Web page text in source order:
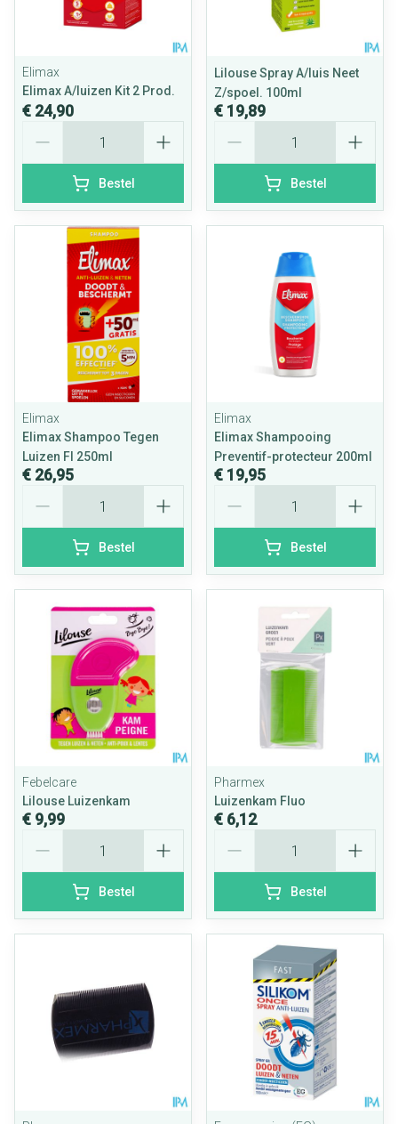
Elimax
Elimax A/luizen Kit 2 Prod.
€ 24,90
Bestel
Lilouse Spray A/luis Neet
Z/spoel. 100ml
€ 19,89
Bestel
Elimax
Elimax Shampoo Tegen
Luizen Fl 250ml
€ 26,95
Bestel
Elimax
Elimax Shampooing
Preventif-protecteur 200ml
€ 19,95
Bestel
Febelcare
Lilouse Luizenkam
€ 9,99
Bestel
Pharmex
Luizenkam Fluo
€ 6,12
Bestel